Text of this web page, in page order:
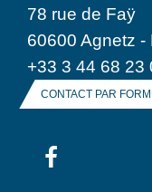
78 rue de Faÿ
60600 Agnetz -
+33 3 44 68 23
CONTACT PAR